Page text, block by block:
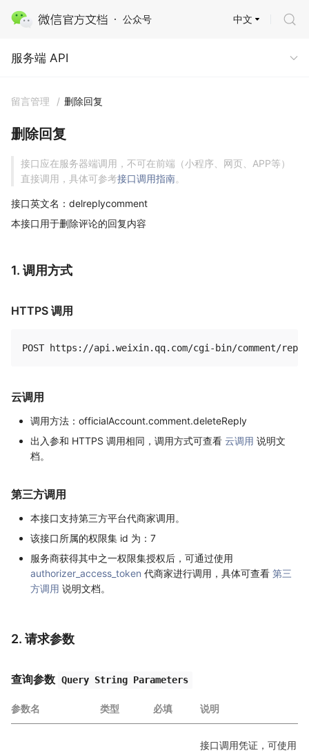
公众号
服务端 API
中文
服务端 API
留言管理 / 删除回复
删除回复
接口应在服务器端调用，不可在前端（小程序、网页、APP等）
直接调用，具体可参考接口调用指南。
接口英文名：delreplycomment
本接口用于删除评论的回复内容
1. 调用方式
HTTPS 调用
云调用
调用方法：officialAccount.comment.deleteReply
出入参和 HTTPS 调用相同，调用方式可查看 云调用 说明文
档。
第三方调用
本接口支持第三方平台代商家调用。
该接口所属的权限集 id 为：7
服务商获得其中之一权限集授权后，可通过使用
authorizer_access_token 代商家进行调用，具体可查看 第三
方调用 说明文档。
2. 请求参数
查询参数 Query String Parameters
参数名 类型 必填 说明